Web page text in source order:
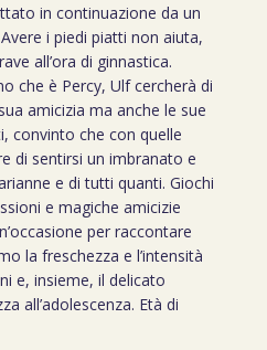
in continuazione da un
i piedi piatti non aiuta,
all’ora di ginnastica.
che è Percy, Ulf cercherà di
amicizia ma anche le sue
convinto che con quelle
di sentirsi un imbranato e
e di tutti quanti. Giochi
e magiche amicizie
per raccontare
la freschezza e l’intensità
e, insieme, il delicato
all’adolescenza. Età di